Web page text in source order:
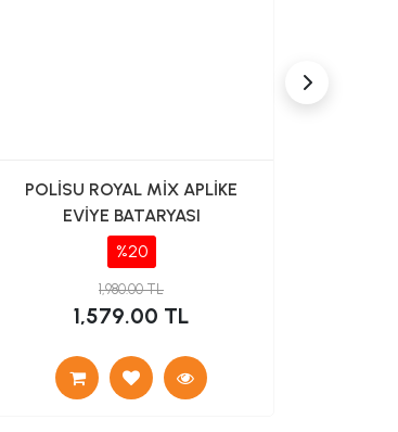
POLİSU ROYAL MİX APLİKE
EVİYE BATARYASI
%20
1,980.00 TL
1,579.00 TL